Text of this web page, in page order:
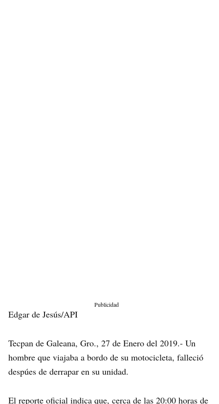
Publicidad
Edgar de Jesús/API
Tecpan de Galeana, Gro., 27 de Enero del 2019.- Un
hombre que viajaba a bordo de su motocicleta, falleció
despúes de derrapar en su unidad.
El reporte oficial indica que, cerca de las 20:00 horas de